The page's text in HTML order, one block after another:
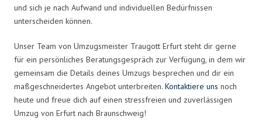
und sich je nach Aufwand und individuellen Bedürfnissen
unterscheiden können.
Unser Team von Umzugsmeister Traugott Erfurt steht dir gerne
für ein persönliches Beratungsgespräch zur Verfügung, in dem wir
gemeinsam die Details deines Umzugs besprechen und dir ein
maßgeschneidertes Angebot unterbreiten. Kontaktiere uns noch
heute und freue dich auf einen stressfreien und zuverlässigen
Umzug von Erfurt nach Braunschweig!